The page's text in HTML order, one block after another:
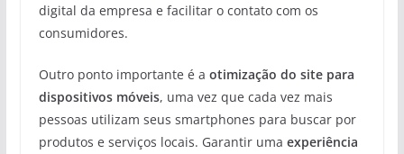
digital da empresa e facilitar o contato com os
consumidores.
Outro ponto importante é a otimização do site para
dispositivos móveis, uma vez que cada vez mais
pessoas utilizam seus smartphones para buscar por
produtos e serviços locais. Garantir uma experiência